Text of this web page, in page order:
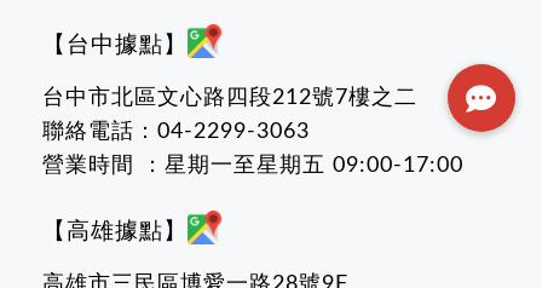
【台中據點】
台中市北區文心路四段212號7樓之二
聯絡電話：04-2299-3063
營業時間 ：星期一至星期五 09:00-17:00
【高雄據點】